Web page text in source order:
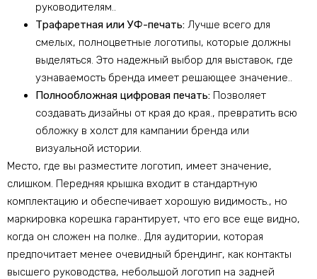
руководителям..
Трафаретная или УФ-печать: Лучше всего для
смелых, полноцветные логотипы, которые должны
выделяться. Это надежный выбор для выставок, где
узнаваемость бренда имеет решающее значение..
Полнообложная цифровая печать: Позволяет
создавать дизайны от края до края., превратить всю
обложку в холст для кампании бренда или
визуальной истории.
Место, где вы разместите логотип, имеет значение,
слишком. Передняя крышка входит в стандартную
комплектацию и обеспечивает хорошую видимость., но
маркировка корешка гарантирует, что его все еще видно,
когда он сложен на полке.. Для аудитории, которая
предпочитает менее очевидный брендинг, как контакты
высшего руководства, небольшой логотип на задней